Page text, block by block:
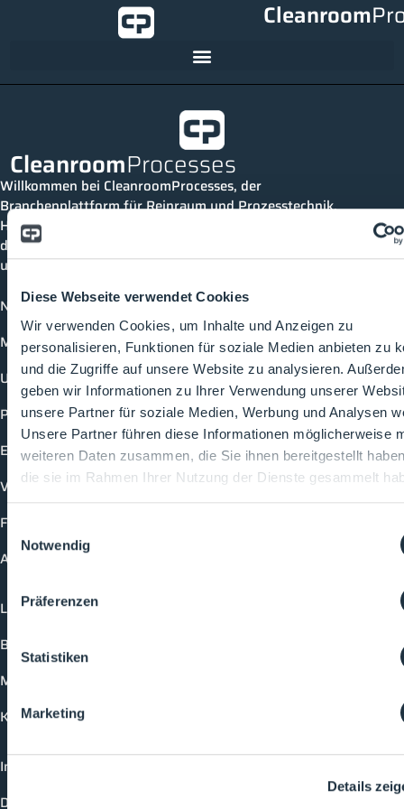
Diese Webseite verwendet Cookies
Wir verwenden Cookies, um Inhalte und Anzeigen zu
personalisieren, Funktionen für soziale Medien anbieten zu
und die Zugriffe auf unsere Website zu analysieren.
geben wir Informationen zu Ihrer Verwendung unserer
unsere Partner für soziale Medien, Werbung und Analysen
Unsere Partner führen diese Informationen möglicherweise
weiteren Daten zusammen, die Sie ihnen bereitgestellt
die sie im Rahmen Ihrer Nutzung der Dienste gesammelt
Einwilligungsauswahl
Notwendig
Präferenzen
Statistiken
Marketing
Details
Cleanroom
CleanroomProcesses
Willkommen bei CleanroomProcesses, der
Branchenplattform für Reinraum und Prozesstechnik.
Hier bleibst du immer auf dem neuesten Stand, kannst
dich mit anderen verknüpfen und alle relevanten Themen
und Events der Branche entdecken.
News
Mediathek
Unternehmen
Produkte
Events
Vorträge
Future-Faces
Academy
Login
Buchungsmöglichkeiten
Medienformate
Kontakt
Impressum
Datenschutzerklärung